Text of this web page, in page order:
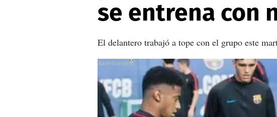
se entrena con
El delantero trabajó a tope con el grupo este
X
X